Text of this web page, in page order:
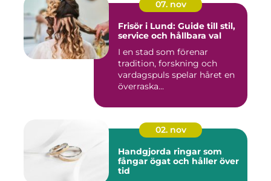
07. nov
Frisör i Lund: Guide till stil,
service och hållbara val
I en stad som förenar
tradition, forskning och
vardagspuls spelar håret en
överraska...
02. nov
Handgjorda ringar som
fångar ögat och håller över
tid